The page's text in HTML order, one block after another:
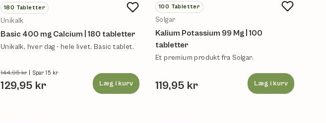
180 Tabletter
Unikalk
Basic 400 mg Calcium | 180 tabletter
Unikalk, hver dag - hele livet. Basic tablet.
144,95 kr Spar 15 kr
129,95 kr Læg i kurv
100 Tabletter
Solgar
Kalium Potassium 99 Mg | 100
tabletter
Et premium produkt fra Solgar.
119,95 kr Læg i kurv